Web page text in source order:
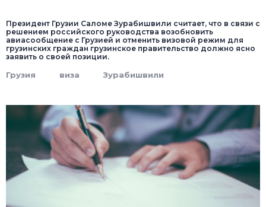
Президент Грузии Саломе Зурабишвили считает, что в связи с
решением российского руководства возобновить
авиасообщение с Грузией и отменить визовой режим для
грузинских граждан грузинское правительство должно ясно
заявить о своей позиции.
Грузия виза Зурабишвили